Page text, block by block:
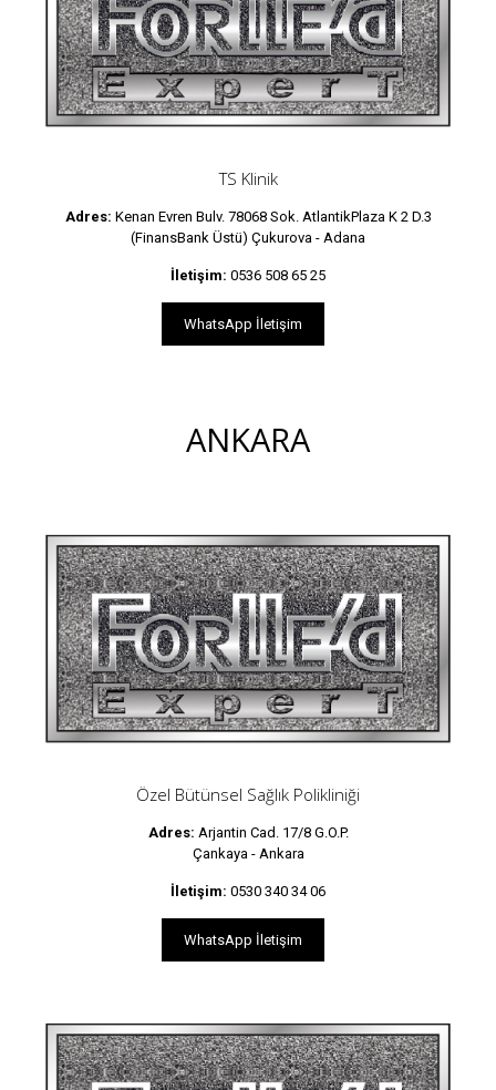
TS Klinik
Adres: Kenan Evren Bulv. 78068 Sok. AtlantikPlaza K 2 D.3
(FinansBank Üstü) Çukurova - Adana
İletişim: 0536 508 65 25
WhatsApp İletişim
ANKARA
Özel Bütünsel Sağlık Polikliniği
Adres: Arjantin Cad. 17/8 G.O.P.
Çankaya - Ankara
İletişim: 0530 340 34 06
WhatsApp İletişim